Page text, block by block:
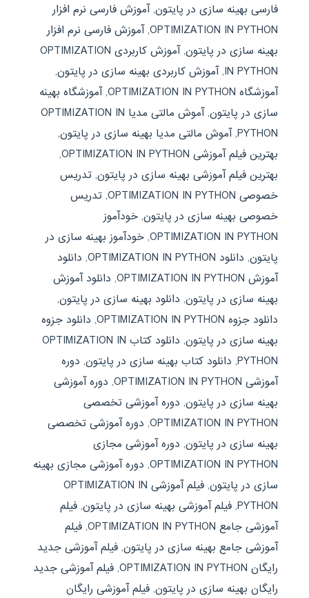
فارسی بهینه سازی در پایتون,آموزش فارسی نرم افزار
OPTIMIZATION IN PYTHON
,آموزش فارسی نرم افزار
بهینه سازی در پایتون,
آموزش کاربردی OPTIMIZATION
IN PYTHON
,آموزش کاربردی بهینه سازی در پایتون,
آموزشگاه OPTIMIZATION IN PYTHON
,آموزشگاه بهینه
سازی در پایتون,
آموش مالتی مدیا OPTIMIZATION IN
PYTHON
,آموش مالتی مدیا بهینه سازی در پایتون,
بهترین فیلم آموزشی OPTIMIZATION IN PYTHON
,
بهترین فیلم آموزشی بهینه سازی در پایتون, تدریس
خصوصی OPTIMIZATION IN PYTHON
, تدریس
خصوصی بهینه سازی در پایتون, خودآموز
OPTIMIZATION IN PYTHON
, خودآموز بهینه سازی در
پایتون, دانلود OPTIMIZATION IN PYTHON , دانلود
آموزش OPTIMIZATION IN PYTHON
, دانلود آموزش
بهینه سازی در پایتون, دانلود بهینه سازی در پایتون,
دانلود جزوه OPTIMIZATION IN PYTHON
, دانلود جزوه
بهینه سازی در پایتون,
دانلود کتاب OPTIMIZATION IN
PYTHON
, دانلود کتاب بهینه سازی در پایتون, دوره
آموزشی OPTIMIZATION IN PYTHON
, دوره آموزشی
بهینه سازی در پایتون, دوره آموزشی تخصصی
OPTIMIZATION IN PYTHON
, دوره آموزشی تخصصی
بهینه سازی در پایتون, دوره آموزشی مجازی
OPTIMIZATION IN PYTHON
, دوره آموزشی مجازی بهینه
سازی در پایتون,
فیلم آموزشی OPTIMIZATION IN
PYTHON
, فیلم آموزشی بهینه سازی در پایتون, فیلم
آموزشی جامع OPTIMIZATION IN PYTHON
, فیلم
آموزشی جامع بهینه سازی در پایتون, فیلم آموزشی جدید
رایگان OPTIMIZATION IN PYTHON
, فیلم آموزشی جدید
رایگان بهینه سازی در پایتون, فیلم آموزشی رایگان